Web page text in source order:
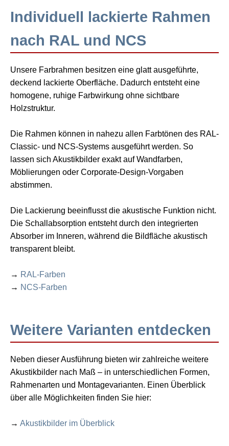
Individuell lackierte Rahmen
nach RAL und NCS
Unsere Farbrahmen besitzen eine glatt ausgeführte,
deckend lackierte Oberfläche. Dadurch entsteht eine
homogene, ruhige Farbwirkung ohne sichtbare
Holzstruktur.
Die Rahmen können in nahezu allen Farbtönen des RAL-
Classic- und NCS-Systems ausgeführt werden. So
lassen sich Akustikbilder exakt auf Wandfarben,
Möblierungen oder Corporate-Design-Vorgaben
abstimmen.
Die Lackierung beeinflusst die akustische Funktion nicht.
Die Schallabsorption entsteht durch den integrierten
Absorber im Inneren, während die Bildfläche akustisch
transparent bleibt.
→ RAL-Farben
→ NCS-Farben
Weitere Varianten entdecken
Neben dieser Ausführung bieten wir zahlreiche weitere
Akustikbilder nach Maß – in unterschiedlichen Formen,
Rahmenarten und Montagevarianten. Einen Überblick
über alle Möglichkeiten finden Sie hier:
→ Akustikbilder im Überblick